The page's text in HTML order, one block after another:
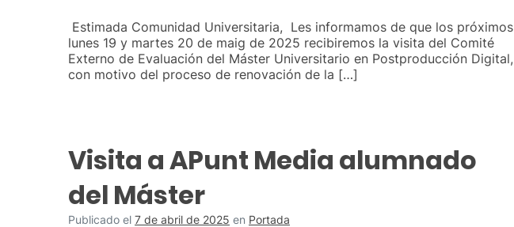
Estimada Comunidad Universitaria, Les informamos de que los próximos
lunes 19 y martes 20 de maig de 2025 recibiremos la visita del Comité
Externo de Evaluación del Máster Universitario en Postproducción Digital,
con motivo del proceso de renovación de la […]
Visita a APunt Media alumnado
del Máster
Publicado el 7 de abril de 2025 en Portada